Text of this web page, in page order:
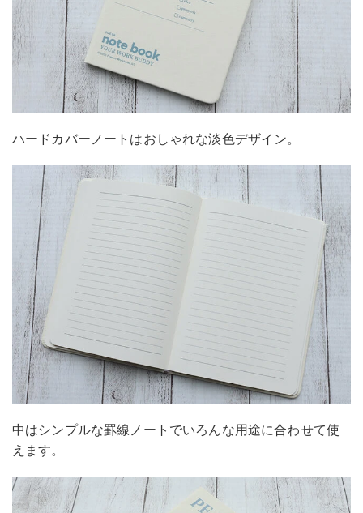
ハードカバーノートはおしゃれな淡色デザイン。
中はシンプルな罫線ノートでいろんな用途に合わせて使
えます。